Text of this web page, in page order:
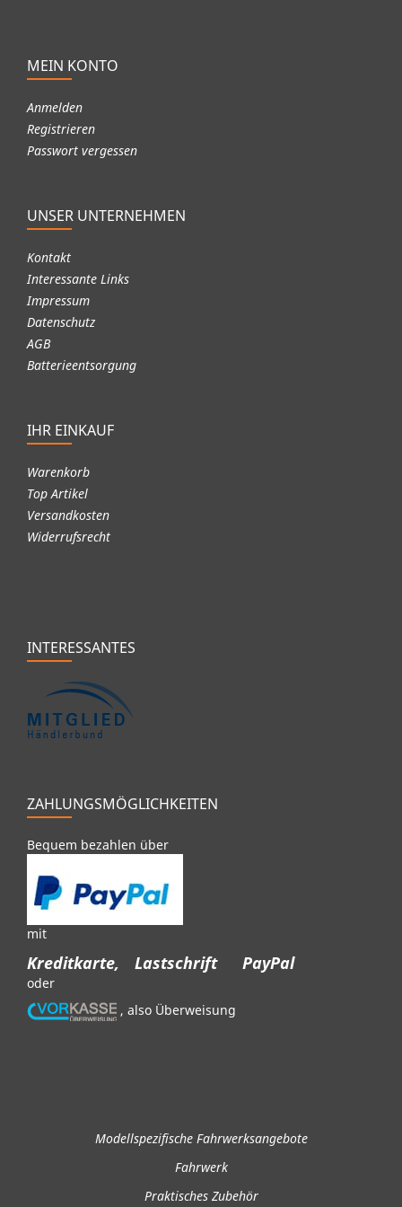
HUSABERG TE300 2011-2014
MEIN KONTO
Anmelden
Registrieren
Passwort vergessen
UNSER UNTERNEHMEN
Kontakt
Interessante Links
Impressum
Datenschutz
AGB
Batterieentsorgung
IHR EINKAUF
Warenkorb
Top Artikel
Versandkosten
Widerrufsrecht
INTERESSANTES
ZAHLUNGSMÖGLICHKEITEN
Bequem bezahlen über
mit
Kreditkarte, Lastschrift PayPal
oder
, also Überweisung
Modellspezifische Fahrwerksangebote
Fahrwerk
Praktisches Zubehör